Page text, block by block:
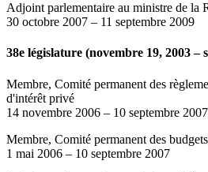
Adjoint parlementaire au ministre de la
30 octobre 2007 – 11 septembre 2009
38e législature (novembre 19, 2003 –
Membre, Comité permanent des
d'intérêt privé
14 novembre 2006 – 10 septembre 2007
Membre, Comité permanent des
1 mai 2006 – 10 septembre 2007